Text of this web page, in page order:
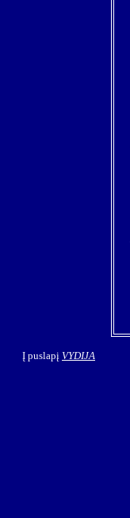
Į puslapį VYDIJA